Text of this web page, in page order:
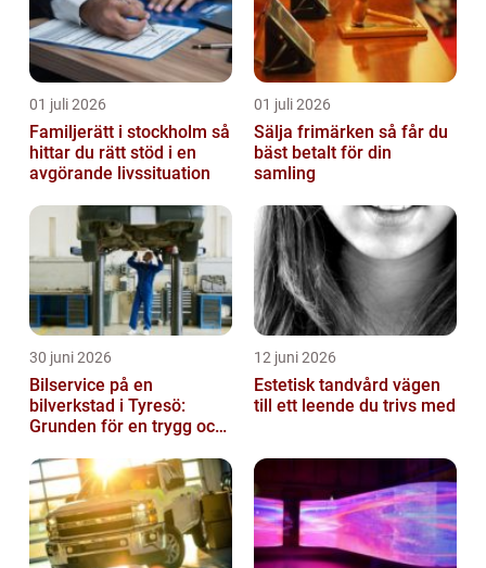
01 juli 2026
Familjerätt i stockholm så
hittar du rätt stöd i en
avgörande livssituation
01 juli 2026
Sälja frimärken så får du
bäst betalt för din
samling
30 juni 2026
Bilservice på en
bilverkstad i Tyresö:
Grunden för en trygg och
12 juni 2026
Estetisk tandvård vägen
till ett leende du trivs med